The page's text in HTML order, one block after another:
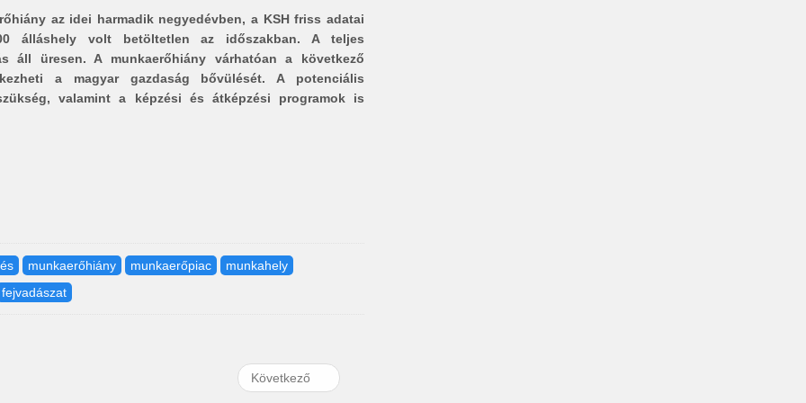
az idei harmadik negyedévben, a KSH friss adatai
álláshely volt betöltetlen az időszakban. A teljes
áll üresen. A munkaerőhiány várhatóan a következő
a magyar gazdaság bővülését. A potenciális
valamint a képzési és átképzési programok is
munkaerőhiány munkaerőpiac
munkahely
fejvadászat
Következő